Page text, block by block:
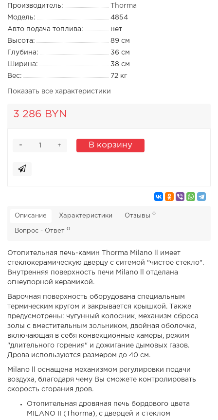
Производитель:
Thorma
Модель:
4854
Авто подача топлива:
нет
Высота:
89 см
Глубина:
36 см
Ширина:
38 см
Вес:
72 кг
Показать все характеристики
3 286 BYN
+
- В корзину
Описание Характеристики Отзывы 0
Вопрос - Ответ 0
Отопительная печь-камин Thorma Milano ll имеет
стеклокерамическую дверцу с ситемой "чистое стекло".
Внутренняя поверхность печи Milano ll отделана
огнеупорной керамикой.
Варочная поверхность оборудована специальным
термическим кругом и закрывается крышкой. Также
предусмотрены: чугунный колосник, механизм сброса
золы с вместительным зольником, двойная оболочка,
включающая в себя конвекционные камеры, режим
"длительного горения" и дожигание дымовых газов.
Дрова используются размером до 40 см.
Milano ll оснащена механизмом регулировки подачи
воздуха, благодаря чему Вы сможете контролировать
скорость сгорания дров.
Отопительная дровяная печь бордового цвета
MILANO II (Thorma), с дверцей и стеклом